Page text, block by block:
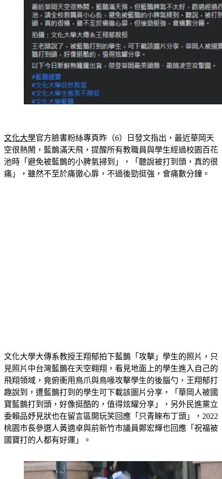
文化大學官方臉書粉絲專頁昨（6）日發文指出，最近華岡天
空很熱鬧，藍鵲滿天飛，提醒所有教職員與學生經過校園百花
池時「避免被藍鵲的小脾氣掃到」，「聽說被打到頭，真的很
痛」，雖然不至於痛徹心扉，不過後勁挺強，會痛數分鐘。
文化大學大傳系教授王翔郁拍下藍鵲「攻擊」學生的照片，只
見照片中台灣藍鵲在天空翱翔，看見地面上的學生進入自己的
飛翔領域，竟俯衝用鳥爪與鳥喙攻擊學生的後腦勺，王翔郁打
趣說到，遭藍鵲打到的學生可下載該圖片分享，「華岡人被國
寶藍鵲打到頭，好像挺酷的，值得炫耀分享」，另外民進黨立
委賴品妤見狀也在留言區開玩笑回應「只青睞布丁頭」，2022
桃園市長參選人黃適卓與前新竹市議員鄭宏輝也回應「祝福被
國寶打的人都有好運」。